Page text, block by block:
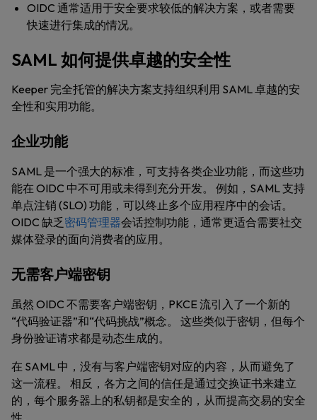
OIDC 通常适用于安全要求较低的解决方案，或者需要
快速进行集成的情况。
SAML 如何提供卓越的安全性
Keeper 完全托管的解决方案支持组织利用 SAML 卓越的安
全性和实用功能。
企业功能
SAML 是一个强大的标准，可支持各类企业功能，而这些功
能在 OIDC 中不可用或未得到充分开发。 例如，SAML 支持
单点注销 (SLO) 功能，可以终止多个应用程序中的会话。
OIDC 缺乏 密码管理器会话控制功能，通常更适合需要社交
媒体登录的面向消费者的应用。
无需客户端密钥
虽然 OIDC 不需要客户端密钥，PKCE 流引入了一个新的
“代码验证器”和“代码挑战”概念。 这些类似于密钥，但每个
身份验证请求都是动态生成的。
在 SAML 中，没有与客户端密钥对应的内容，从而避免了
这一流程。 相反，各方之间的信任是通过交换证书来建立
的，每个服务器上的私钥都是安全的，从而提高交易的安全
性。